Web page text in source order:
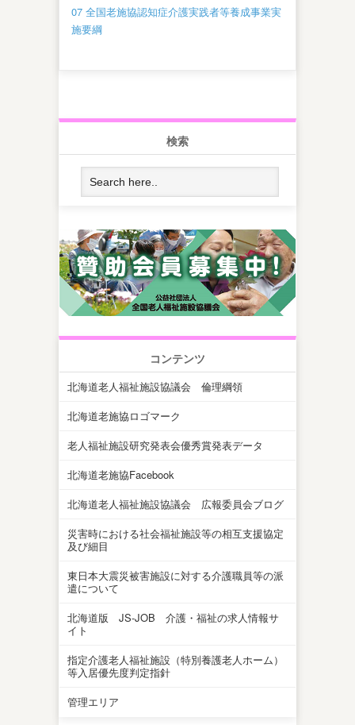
07 全国老施協認知症介護実践者等養成事業実
施要綱
検索
コンテンツ
北海道老人福祉施設協議会 倫理綱領
北海道老施協ロゴマーク
老人福祉施設研究発表会優秀賞発表データ
北海道老施協Facebook
北海道老人福祉施設協議会 広報委員会ブログ
災害時における社会福祉施設等の相互支援協定
及び細目
東日本大震災被害施設に対する介護職員等の派
遣について
北海道版 JS-JOB 介護・福祉の求人情報サ
イト
指定介護老人福祉施設（特別養護老人ホーム）
等入居優先度判定指針
管理エリア